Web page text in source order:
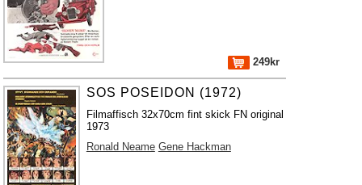
249kr
SOS POSEIDON (1972)
Filmaffisch 32x70cm fint skick FN original
1973
Ronald Neame Gene Hackman